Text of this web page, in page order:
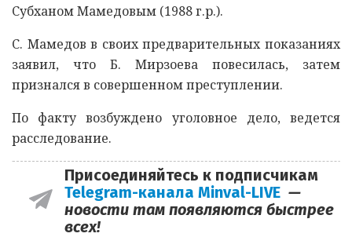
Субханом Мамедовым (1988 г.р.).
С. Мамедов в своих предварительных показаниях
заявил, что Б. Мирзоева повесилась, затем
признался в совершенном преступлении.
По факту возбуждено уголовное дело, ведется
расследование.
Присоединяйтесь к подписчикам
Telegram-канала Minval-LIVE —
новости там появляются быстрее
всех!